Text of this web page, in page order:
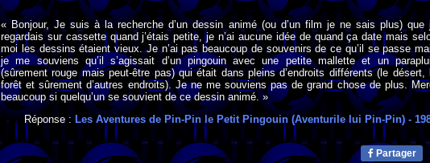
« Bonjour, Je suis à la recherche d’un dessin animé (ou d’un film je ne sais plus) que
regardais sur cassette quand j’étais petite, je n’ai aucune idée de quand ça date mais
moi les dessins étaient vieux. Je n’ai pas beaucoup de souvenirs de ce qu’il se passe
je me souviens qu’il s’agissait d’un pingouin avec une petite mallette et un
(sûrement rouge mais peut-être pas) qui était dans pleins d’endroits différents (le désert,
forêt et sûrement d’autres endroits). Je ne me souviens pas de grand chose de plus.
beaucoup si quelqu’un se souvient de ce dessin animé. »
Réponse : Les Aventures de Pin-Pin le Petit Pingouin (Aventurile lui Pin-Pin)-
Partager